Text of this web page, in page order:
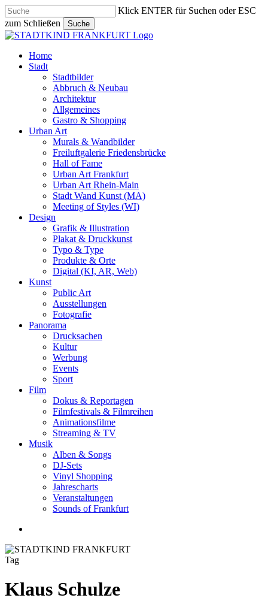
Skip
to
main
content
Klick ENTER für Suchen oder ESC
zum Schließen
Suche
Close
search
Menu
Home
Stadt
Stadtbilder
Abbruch & Neubau
Architektur
Allgemeines
Gastro & Shopping
Urban Art
Murals & Wandbilder
Freiluftgalerie Friedensbrücke
Hall of Fame
Urban Art Frankfurt
Urban Art Rhein-Main
Stadt Wand Kunst (MA)
Meeting of Styles (WI)
Design
Grafik & Illustration
Plakat & Druckkunst
Typo & Type
Produkte & Orte
Digital (KI, AR, Web)
Kunst
Public Art
Ausstellungen
Fotografie
Panorama
Drucksachen
Kultur
Werbung
Events
Sport
Film
Dokus & Reportagen
Filmfestivals & Filmreihen
Animationsfilme
Streaming & TV
Musik
Alben & Songs
DJ-Sets
Vinyl Shopping
Jahrescharts
Veranstaltungen
Sounds of Frankfurt
Tag
Klaus Schulze